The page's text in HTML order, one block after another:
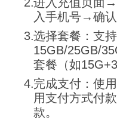
入手机号→确认
选择套餐：支
15GB/25GB/
套餐（如
完成支付：使
用支付方式付
款。